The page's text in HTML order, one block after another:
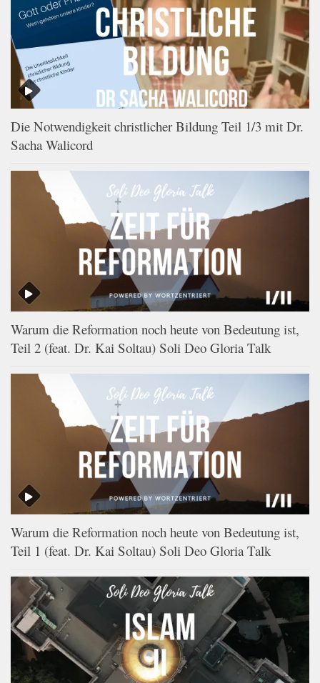
Die Notwendigkeit christlicher Bildung Teil 1/3 mit Dr.
Sacha Walicord
Warum die Reformation noch heute von Bedeutung ist,
Teil 2 (feat. Dr. Kai Soltau) Soli Deo Gloria Talk
Warum die Reformation noch heute von Bedeutung ist,
Teil 1 (feat. Dr. Kai Soltau) Soli Deo Gloria Talk